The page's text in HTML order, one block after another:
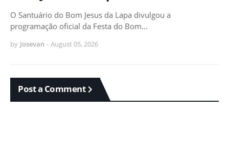
O Santuário do Bom Jesus da Lapa divulgou a
programação oficial da Festa do Bom…
by Josevan - August 05, 2026
Post a Comment